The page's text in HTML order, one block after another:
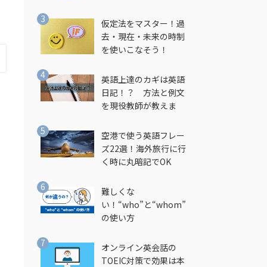
仮定法をマスター！過
去・現在・未来の時制
を使いこなそう！
英語上達のカギは英語
日記！？ 方法と例文
を現役教師が教えま
空港で使う英語フレー
ズ22選！海外旅行に行
く時に丸暗記でOK
難しくな
い！“who”と“whom”
の使い方
オンライン英会話の
TOEIC対策で効果は本